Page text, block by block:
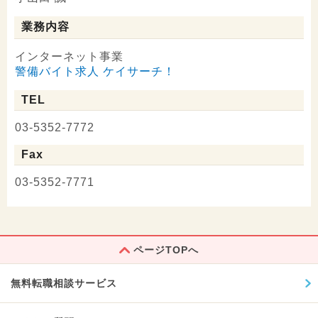
業務内容
インターネット事業
警備バイト求人 ケイサーチ！
TEL
03-5352-7772
Fax
03-5352-7771
ページTOPへ
無料転職相談サービス